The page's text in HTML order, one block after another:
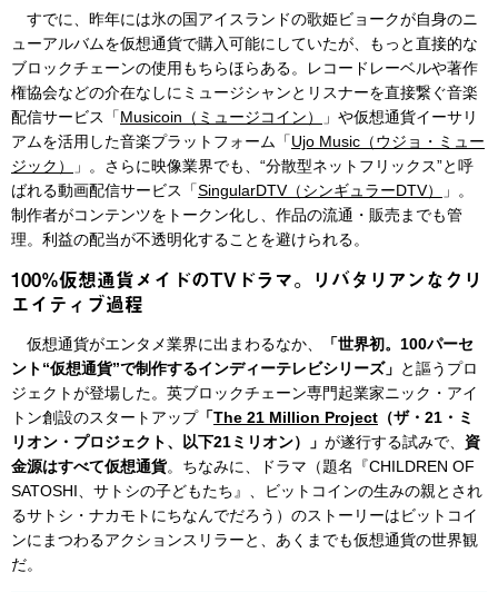
すでに、昨年には氷の国アイスランドの歌姫ビョークが自身のニ
ューアルバムを仮想通貨で購入可能にしていたが、もっと直接的な
ブロックチェーンの使用もちらほらある。レコードレーベルや著作
権協会などの介在なしにミュージシャンとリスナーを直接繋ぐ音楽
配信サービス「Musicoin（ミュージコイン）
」や仮想通貨イーサリ
アムを活用した音楽プラットフォーム「Ujo Music（ウジョ・ミュー
ジック）
」。さらに映像業界でも、“分散型ネットフリックス”と呼
ばれる動画配信サービス「SingularDTV（シンギュラーDTV）
」。
制作者がコンテンツをトークン化し、作品の流通・販売までも管
理。利益の配当が不透明化することを避けられる。
100%仮想通貨メイドのTVドラマ。リバタリアンなクリ
エイティブ過程
仮想通貨がエンタメ業界に出まわるなか、
「世界初。100パーセ
ント“仮想通貨”で制作するインディーテレビシリーズ」 と謳うプロ
ジェクトが登場した。英ブロックチェーン専門起業家ニック・アイ
トン創設のスタートアップ「The 21 Million Project （ザ・21・ミ
リオン・プロジェクト、以下21ミリオン）」 が遂行する試みで、 資
金源はすべて仮想通貨。ちなみに、ドラマ（題名『CHILDREN OF
SATOSHI、サトシの子どもたち』、ビットコインの生みの親とされ
るサトシ・ナカモトにちなんでだろう）のストーリーはビットコイ
ンにまつわるアクションスリラーと、あくまでも仮想通貨の世界観
だ。